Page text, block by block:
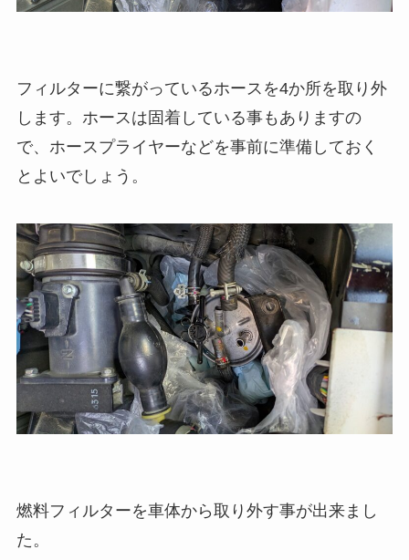
フィルターに繋がっているホースを4か所を取り外
します。ホースは固着している事もありますの
で、ホースプライヤーなどを事前に準備しておく
とよいでしょう。
燃料フィルターを車体から取り外す事が出来まし
た。